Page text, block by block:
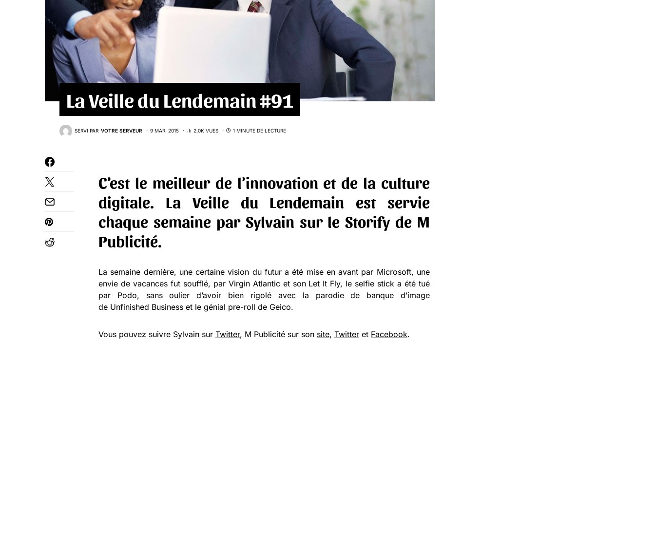
La Veille du Lendemain #91
SERVI PAR VOTRE SERVEUR 9 MAR. 2015 2,0K VUES 1 MINUTE DE LECTURE
C’est le meilleur de l’innovation et de la culture
digitale. La Veille du Lendemain est servie
chaque semaine par Sylvain sur leStorifyde M
Publicité.
La semaine dernière, une certaine vision du futur a été mise en avant par Microsoft, une
envie de vacances fut soufflé, par Virgin Atlantic et son Let It Fly, le selfie stick a été tué
par Podo, sans oulier d’avoir bien rigolé avec la parodie de banque d’image
de Unfinished Business et le génial pre-roll de Geico.
Vous pouvez suivre Sylvain sur Twitter, M Publicité sur son site, Twitter et Facebook.